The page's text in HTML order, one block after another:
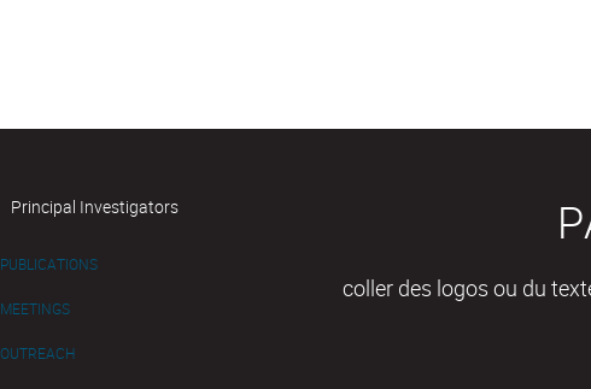
Principal Investigators
PUBLICATIONS
MEETINGS
OUTREACH
coller des logos ou du